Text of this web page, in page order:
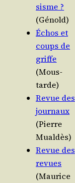
sisme ?
(Génold)
Échos et
coups de
griffe
(Mous­
tarde)
Revue des
jour­naux
(Pierre
Mualdès)
Revue des
revues
(Mau­rice